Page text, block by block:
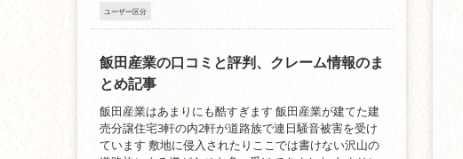
ユーザー区分
飯田産業の口コミと評判、クレーム情報のま
とめ記事
飯田産業はあまりにも酷すぎます 飯田産業が建てた建
売分譲住宅3軒の内2軒が道路族で連日騒音被害を受け
ています 敷地に侵入されたりここでは書けない沢山の